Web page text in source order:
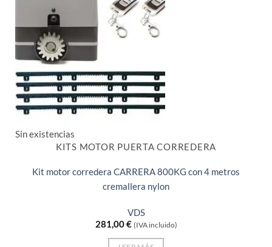
Sin existencias
KITS MOTOR PUERTA CORREDERA
Kit motor corredera CARRERA 800KG con 4 metros
cremallera nylon
VDS
281,00€ (IVA incluido)